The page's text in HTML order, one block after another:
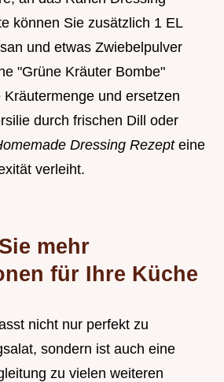
können Sie zusätzlich 1 EL
und etwas Zwiebelpulver
"Grüne Kräuter Bombe"
und ersetzen
durch frischen Dill oder
Dressing Rezept eine
verleiht.
mehr
für Ihre Küche
nicht nur perfekt zu
sondern ist auch eine
zu vielen weiteren